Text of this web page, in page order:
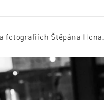
fotografiích Štěpána Hona.